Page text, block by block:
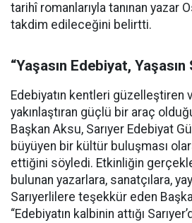
tarihî romanlarıyla tanınan yazar
takdim edileceğini belirtti.
“Yaşasın Edebiyat, Yaşasın
Edebiyatın kentleri güzelleştiren
yakınlaştıran güçlü bir araç
Başkan Aksu, Sarıyer Edebiyat
büyüyen bir kültür buluşması
ettiğini söyledi. Etkinliğin
bulunan yazarlara, sanatçılara,
Sarıyerlilere teşekkür eden
“Edebiyatın kalbinin attığı